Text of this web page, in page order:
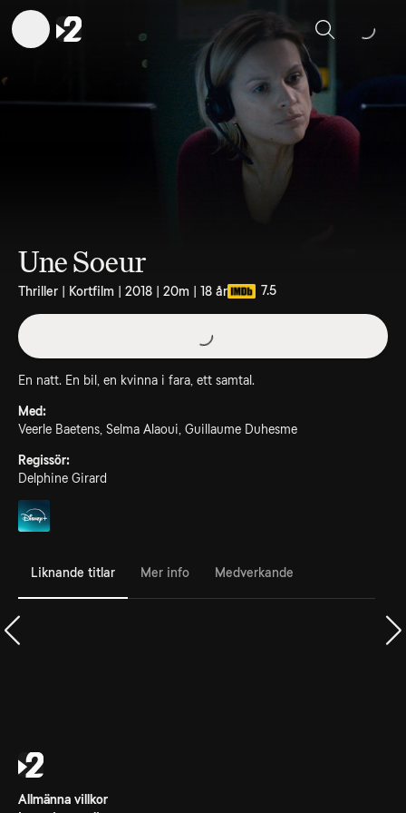
Sök
Une Soeur
Thriller | Kortfilm | 2018 | 20m | 18 år 7.5
En natt. En bil, en kvinna i fara, ett samtal.
Med:
Veerle Baetens, Selma Alaoui, Guillaume Duhesme
Regissör:
Delphine Girard
Liknande titlar Mer info Medverkande
Allmänna villkor